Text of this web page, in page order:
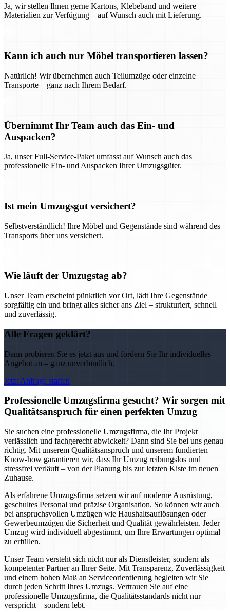
Ja, wir stellen Ihnen gerne Kartons, Klebeband und weitere
Materialien zur Verfügung – auf Wunsch auch mit Lieferung.
Kann ich auch nur Möbel transportieren lassen?
Natürlich! Wir übernehmen auch Teilumzüge oder einzelne
Transporte – ganz nach Ihrem Bedarf.
Übernimmt Ihr Team auch das Ein- und
Auspacken?
Ja, unser Full-Service-Paket umfasst auf Wunsch auch das
professionelle Ein- und Auspacken Ihrer Umzugsgüter.
Ist mein Umzugsgut versichert?
Selbstverständlich! Ihre Möbel und Gegenstände sind während des
Transports über uns versichert.
Wie läuft der Umzugstag ab?
Unser Team erscheint pünktlich vor Ort, lädt Ihre Gegenstände
sorgfältig ein und bringt alles sicher ans Ziel – strukturiert, schnell
und zuverlässig.
Alle Fragen geklärt?
Dann probieren Sie es jetzt aus und fordern Sie Ihr individuelles
Angebot an – ganz unverbindlich.
Jetzt Anfrage starten
Professionelle Umzugsfirma gesucht? Wir sorgen mit
Qualitätsanspruch für einen perfekten Umzug
Sie suchen eine professionelle Umzugsfirma, die Ihr Projekt
verlässlich und fachgerecht abwickelt? Dann sind Sie bei uns genau
richtig. Mit unserem Qualitätsanspruch und unserem fundierten
Know-how garantieren wir, dass Ihr Umzug reibungslos und
stressfrei verläuft – von der Planung bis zur letzten Kiste im neuen
Zuhause.
Als erfahrene Umzugsfirma setzen wir auf moderne Ausrüstung,
geschultes Personal und präzise Organisation. So können wir auch
bei anspruchsvollen Umzügen wie Haushaltsauflösungen oder
Gewerbeumzügen die Sicherheit und Qualität gewährleisten. Jeder
Umzug wird individuell abgestimmt, um Ihre Erwartungen optimal
zu erfüllen.
Unser Team versteht sich nicht nur als Dienstleister, sondern als
kompetenter Partner an Ihrer Seite. Mit Transparenz, Zuverlässigkeit
und einem hohen Maß an Serviceorientierung begleiten wir Sie
durch jeden Schritt Ihres Umzugs. Vertrauen Sie auf eine
professionelle Umzugsfirma, die Qualitätsstandards nicht nur
verspricht – sondern lebt.